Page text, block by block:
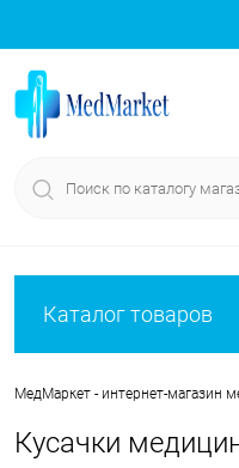
Каталог товаров
МедМаркет - интернет-магазин
Кусачки